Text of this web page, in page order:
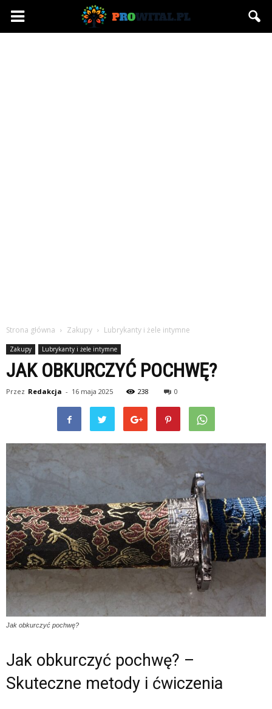
Prowital.pl
Strona główna Zakupy Lubrykanty i żele intymne
Zakupy Lubrykanty i żele intymne
JAK OBKURCZYĆ POCHWĘ?
Przez Redakcja - 16 maja 2025 238 0
Jak obkurczyć pochwę?
Jak obkurczyć pochwę? –
Skuteczne metody i ćwiczenia